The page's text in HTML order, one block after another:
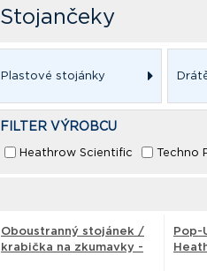
Stojančeky
Plastové stojánky
FILTER VÝROBCU
Heathrow Scientific Techno
Oboustranný stojánek /
krabička na zkumavky -
Pop-